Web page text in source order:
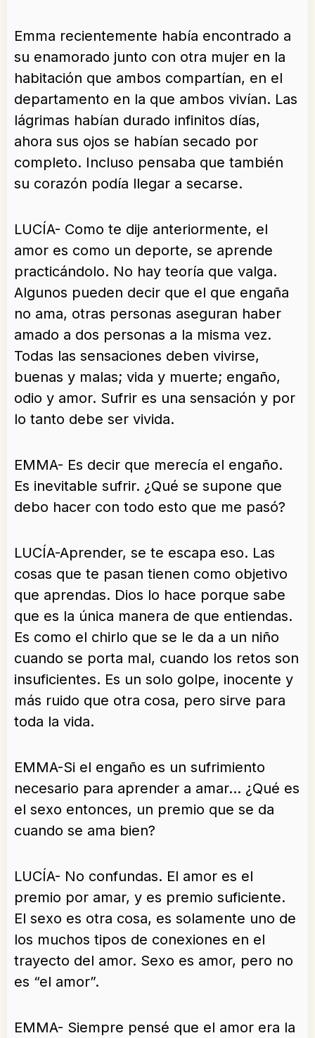
Emma recientemente había encontrado a
su enamorado junto con otra mujer en la
habitación que ambos compartían, en el
departamento en la que ambos vivían. Las
lágrimas habían durado infinitos días,
ahora sus ojos se habían secado por
completo. Incluso pensaba que también
su corazón podía llegar a secarse.
LUCÍA- Como te dije anteriormente, el
amor es como un deporte, se aprende
practicándolo. No hay teoría que valga.
Algunos pueden decir que el que engaña
no ama, otras personas aseguran haber
amado a dos personas a la misma vez.
Todas las sensaciones deben vivirse,
buenas y malas; vida y muerte; engaño,
odio y amor. Sufrir es una sensación y por
lo tanto debe ser vivida.
EMMA- Es decir que merecía el engaño.
Es inevitable sufrir. ¿Qué se supone que
debo hacer con todo esto que me pasó?
LUCÍA-Aprender, se te escapa eso. Las
cosas que te pasan tienen como objetivo
que aprendas. Dios lo hace porque sabe
que es la única manera de que entiendas.
Es como el chirlo que se le da a un niño
cuando se porta mal, cuando los retos son
insuficientes. Es un solo golpe, inocente y
más ruido que otra cosa, pero sirve para
toda la vida.
EMMA-Si el engaño es un sufrimiento
necesario para aprender a amar… ¿Qué es
el sexo entonces, un premio que se da
cuando se ama bien?
LUCÍA- No confundas. El amor es el
premio por amar, y es premio suficiente.
El sexo es otra cosa, es solamente uno de
los muchos tipos de conexiones en el
trayecto del amor. Sexo es amor, pero no
es “el amor”.
EMMA- Siempre pensé que el amor era la